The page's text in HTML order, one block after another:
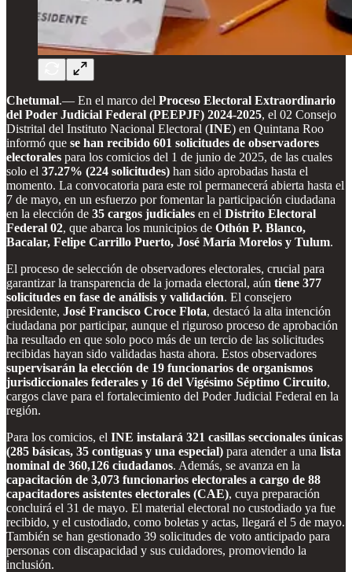
Chetumal.— En el marco del Proceso Electoral Extraordinario
del Poder Judicial Federal (PEEPJF) 2024-2025, el 02 Consejo
Distrital del Instituto Nacional Electoral (INE) en Quintana Roo
informó que se han recibido 601 solicitudes de observadores
electorales para los comicios del 1 de junio de 2025, de las cuales
solo el 37.27% (224 solicitudes) han sido aprobadas hasta el
momento. La convocatoria para este rol permanecerá abierta hasta el
7 de mayo, en un esfuerzo por fomentar la participación ciudadana
en la elección de 35 cargos judiciales en el Distrito Electoral
Federal 02, que abarca los municipios de Othón P. Blanco,
Bacalar, Felipe Carrillo Puerto, José María Morelos y Tulum.
El proceso de selección de observadores electorales, crucial para
garantizar la transparencia de la jornada electoral, aún tiene 377
solicitudes en fase de análisis y validación. El consejero
presidente, José Francisco Croce Flota, destacó la alta intención
ciudadana por participar, aunque el riguroso proceso de aprobación
ha resultado en que solo poco más de un tercio de las solicitudes
recibidas hayan sido validadas hasta ahora. Estos observadores
supervisarán la elección de 19 funcionarios de organismos
jurisdiccionales federales y 16 del Vigésimo Séptimo Circuito,
cargos clave para el fortalecimiento del Poder Judicial Federal en la
región.
Para los comicios, el INE instalará 321 casillas seccionales únicas
(285 básicas, 35 contiguas y una especial) para atender a una lista
nominal de 360,126 ciudadanos. Además, se avanza en la
capacitación de 3,073 funcionarios electorales a cargo de 88
capacitadores asistentes electorales (CAE), cuya preparación
concluirá el 31 de mayo. El material electoral no custodiado ya fue
recibido, y el custodiado, como boletas y actas, llegará el 5 de mayo.
También se han gestionado 39 solicitudes de voto anticipado para
personas con discapacidad y sus cuidadores, promoviendo la
inclusión.